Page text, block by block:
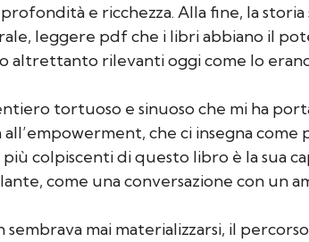
e ricchezza. Alla fine, la
leggere pdf che i libri abbiano il
altrettanto rilevanti oggi come lo
tortuoso e sinuoso che mi ha
che ci insegna
colpiscenti di questo libro è la sua
come una conversazione con un
mai materializzarsi, il